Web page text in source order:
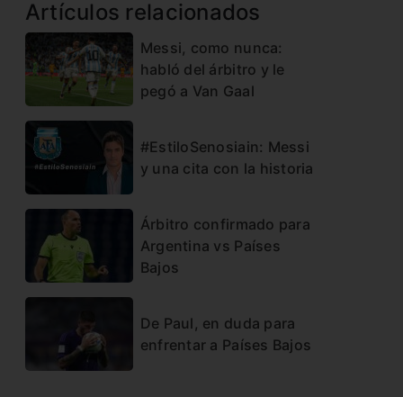
Artículos relacionados
Messi, como nunca:
habló del árbitro y le
pegó a Van Gaal
#EstiloSenosiain: Messi
y una cita con la historia
Árbitro confirmado para
Argentina vs Países
Bajos
De Paul, en duda para
enfrentar a Países Bajos